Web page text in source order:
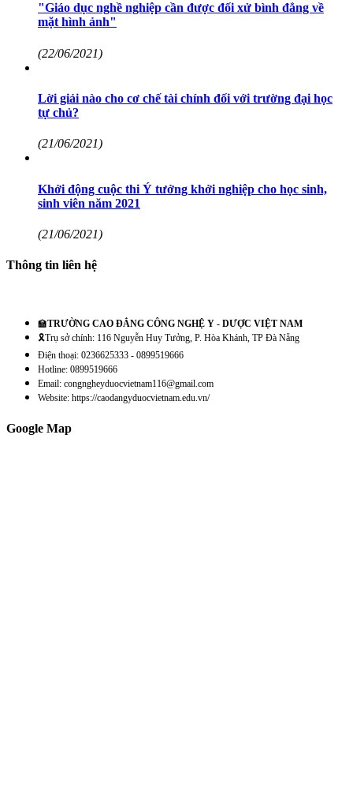
"Giáo dục nghề nghiệp cần được đối xử bình đẳng về
mặt hình ảnh"
(22/06/2021)
Lời giải nào cho cơ chế tài chính đối với trường đại học
tự chủ?
(21/06/2021)
Khởi động cuộc thi Ý tưởng khởi nghiệp cho học sinh,
sinh viên năm 2021
(21/06/2021)
Thông tin liên hệ
🏫TRƯỜNG CAO ĐẲNG CÔNG NGHỆ Y - DƯỢC VIỆT NAM
🎗️Trụ sở chính: 116 Nguyễn Huy Tưởng, P. Hòa Khánh, TP Đà Nẵng
Điện thoại: 0236625333 - 0899519666
Hotline: 0899519666
Email: congngheyduocvietnam116@gmail.com
Website: https://caodangyduocvietnam.edu.vn/
Google Map